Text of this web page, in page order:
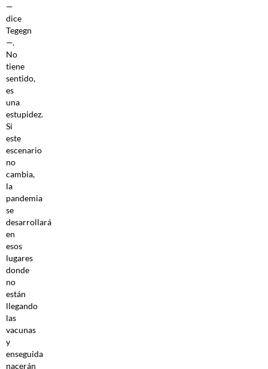
—
dice
Tegegn
—.
No
tiene
sentido,
es
una
estupidez.
Si
este
escenario
no
cambia,
la
pandemia
se
desarrollará
en
esos
lugares
donde
no
están
llegando
las
vacunas
y
enseguida
nacerán